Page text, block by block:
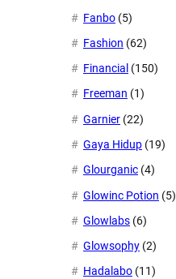
Fanbo (5)
Fashion (62)
Financial (150)
Freeman (1)
Garnier (22)
Gaya Hidup (19)
Glourganic (4)
Glowinc Potion (5)
Glowlabs (6)
Glowsophy (2)
Hadalabo (11)